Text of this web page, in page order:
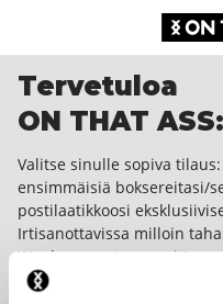
Tervetuloa
ON THAT
Valitse sinulle sopiva
ensimmäisiä boksereitasi/
postilaatikkoosi
Irtisanottavissa milloin
We dare you to wear it!